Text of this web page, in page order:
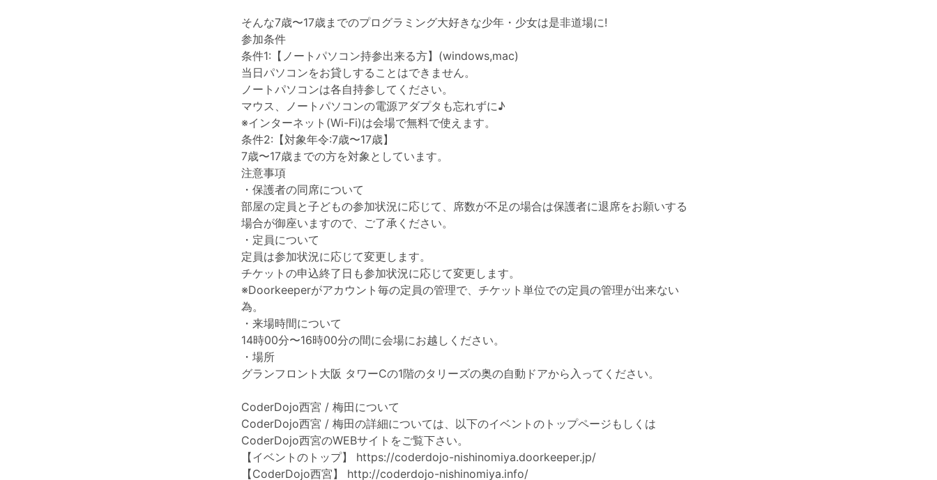
そんな7歳〜17歳までのプログラミング大好きな少年・少女は是非道場に!
参加条件
条件1:【ノートパソコン持参出来る方】(windows,mac)
当日パソコンをお貸しすることはできません。
ノートパソコンは各自持参してください。
マウス、ノートパソコンの電源アダプタも忘れずに♪
※インターネット(Wi-Fi)は会場で無料で使えます。
条件2:【対象年令:7歳〜17歳】
7歳〜17歳までの方を対象としています。
注意事項
・保護者の同席について
部屋の定員と子どもの参加状況に応じて、席数が不足の場合は保護者に退席をお願いする
場合が御座いますので、ご了承ください。
・定員について
定員は参加状況に応じて変更します。
チケットの申込終了日も参加状況に応じて変更します。
※Doorkeeperがアカウント毎の定員の管理で、チケット単位での定員の管理が出来ない
為。
・来場時間について
14時00分〜16時00分の間に会場にお越しください。
・場所
グランフロント大阪 タワーCの1階のタリーズの奥の自動ドアから入ってください。
CoderDojo西宮 / 梅田について
CoderDojo西宮 / 梅田の詳細については、以下のイベントのトップページもしくは
CoderDojo西宮のWEBサイトをご覧下さい。
【イベントのトップ】 https://coderdojo-nishinomiya.doorkeeper.jp/
【CoderDojo西宮】 http://coderdojo-nishinomiya.info/